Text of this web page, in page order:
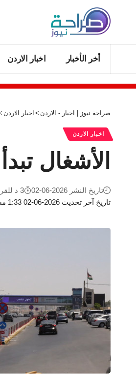
أخر الأخبار اخبار الاردن
صراحة نيوز | اخبار - الاردن > اخبار الاردن
اخبار الاردن
الأشغال تبدأ
تاريخ آخر تحديث 2026-06-02 1:33 مساءً
تاريخ النشر 2026-06-02 3 د للقراءة